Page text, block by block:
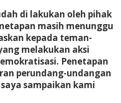
di lakukan oleh pihak
masih menunggu
kepada teman-
melakukan aksi
Penetapan
perundang-undangan
sampaikan kami